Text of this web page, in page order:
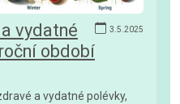
3.5.2025
vydatné
období
a vydatné polévky,